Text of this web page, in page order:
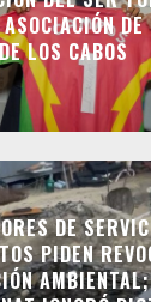
DE
DE LOS CABOS
DE
PIDEN